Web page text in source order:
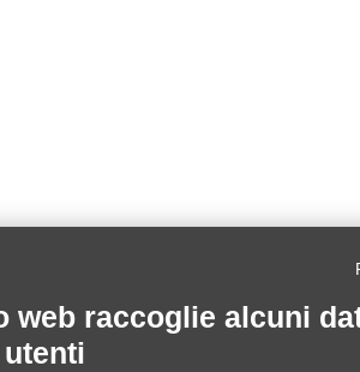
web raccoglie alcuni